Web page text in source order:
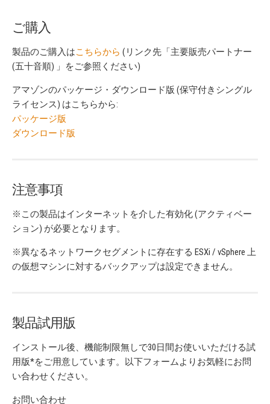
ご購入
製品のご購入はこちらから (リンク先「主要販売パートナー
(五十音順) 」をご参照ください)
アマゾンのパッケージ・ダウンロード版 (保守付きシングル
ライセンス) はこちらから:
パッケージ版
ダウンロード版
注意事項
※この製品はインターネットを介した有効化 (アクティベー
ション) が必要となります。
※異なるネットワークセグメントに存在する ESXi / vSphere 上
の仮想マシンに対するバックアップは設定できません。
製品試用版
インストール後、機能制限無しで30日間お使いいただける試
用版*をご用意しています。以下フォームよりお気軽にお問
い合わせください。
お問い合わせ